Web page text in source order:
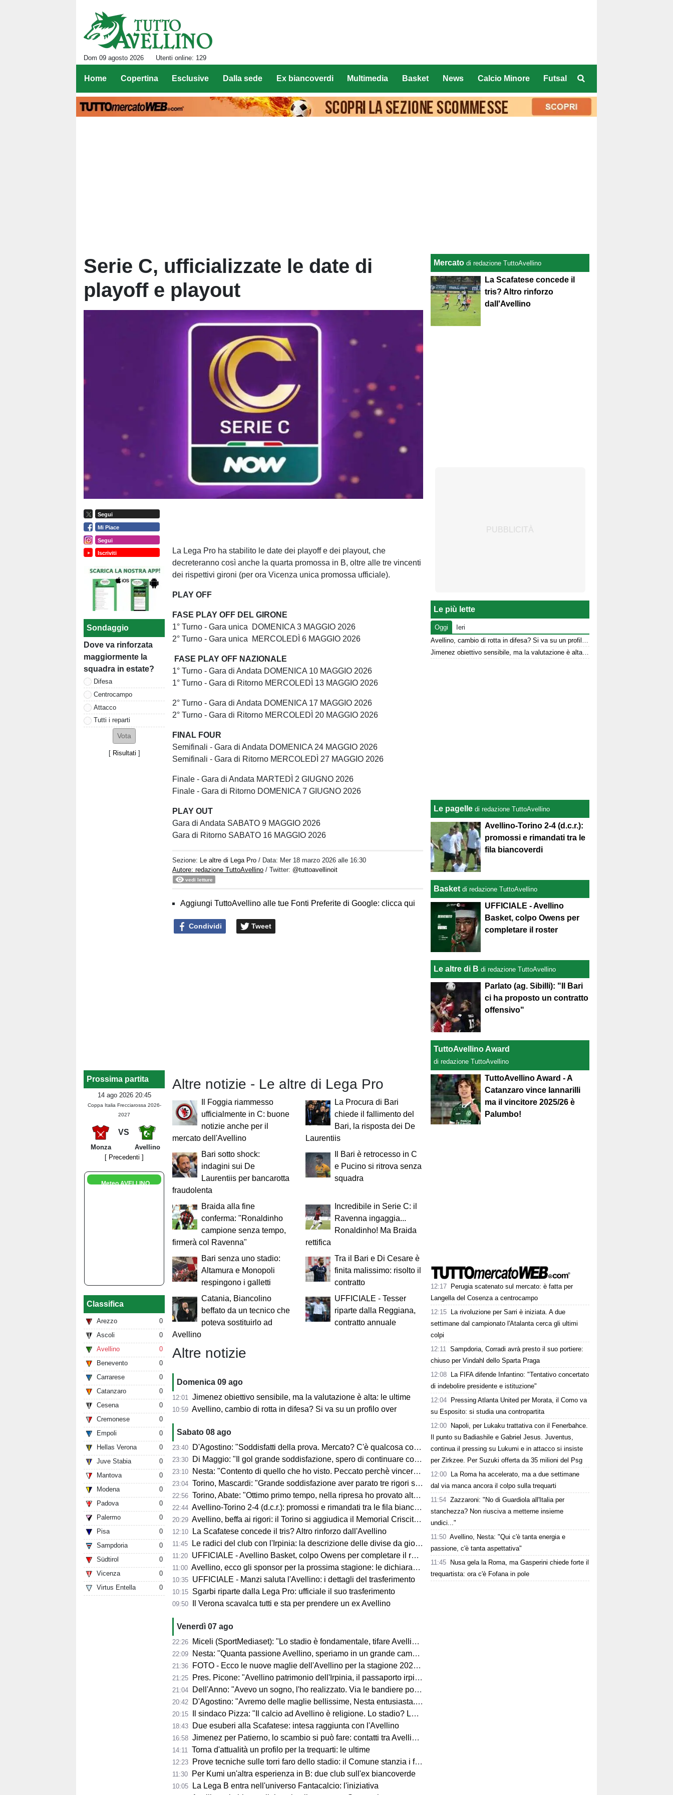
Dom 09 agosto 2026 Utenti online: 129
Home Copertina Esclusive Dalla sede Ex biancoverdi Multimedia Basket News Calcio Minore Futsal
Serie C, ufficializzate le date di
playoff e playout
Segui
Mi Piace
Segui
Iscriviti
Sondaggio
Dove va rinforzata
maggiormente la
squadra in estate?
Difesa
Centrocampo
Attacco
Tutti i reparti
[ Risultati ]
Prossima partita
14 ago 2026 20:45
Coppa Italia Frecciarossa 2026-
2027
VS
Monza
Avellino
[ Precedenti ]
Meteo AVELLINO
Classifica
Arezzo
0
Ascoli
0
Avellino
0
Benevento
0
Carrarese
0
Catanzaro
0
Cesena
0
Cremonese
0
Empoli
0
Hellas Verona
0
Juve Stabia
0
Mantova
0
Modena
0
Padova
0
Palermo
0
Pisa
0
Sampdoria
0
Südtirol
0
Vicenza
0
Virtus Entella
0
La Lega Pro ha stabilito le date dei playoff e dei playout, che
decreteranno così anche la quarta promossa in B, oltre alle tre vincenti
dei rispettivi gironi (per ora Vicenza unica promossa ufficiale).
PLAY OFF
FASE PLAY OFF DEL GIRONE
1° Turno - Gara unica DOMENICA 3 MAGGIO 2026
2° Turno - Gara unica MERCOLEDÌ 6 MAGGIO 2026
FASE PLAY OFF NAZIONALE
1° Turno - Gara di Andata DOMENICA 10 MAGGIO 2026
1° Turno - Gara di Ritorno MERCOLEDÌ 13 MAGGIO 2026
2° Turno - Gara di Andata DOMENICA 17 MAGGIO 2026
2° Turno - Gara di Ritorno MERCOLEDÌ 20 MAGGIO 2026
FINAL FOUR
Semifinali - Gara di Andata DOMENICA 24 MAGGIO 2026
Semifinali - Gara di Ritorno MERCOLEDÌ 27 MAGGIO 2026
Finale - Gara di Andata MARTEDÌ 2 GIUGNO 2026
Finale - Gara di Ritorno DOMENICA 7 GIUGNO 2026
PLAY OUT
Gara di Andata SABATO 9 MAGGIO 2026
Gara di Ritorno SABATO 16 MAGGIO 2026
Sezione: Le altre di Lega Pro / Data: Mer 18 marzo 2026 alle 16:30
Autore: redazione TuttoAvellino / Twitter: @tuttoavellinoit
vedi letture
Aggiungi TuttoAvellino alle tue Fonti Preferite di Google: clicca qui
Condividi Tweet
Altre notizie - Le altre di Lega Pro
Il Foggia riammesso
ufficialmente in C: buone
notizie anche per il
mercato dell'Avellino
La Procura di Bari
chiede il fallimento del
Bari, la risposta dei De
Laurentiis
Bari sotto shock:
indagini sui De
Laurentiis per bancarotta
fraudolenta
Il Bari è retrocesso in C
e Pucino si ritrova senza
squadra
Braida alla fine
conferma: "Ronaldinho
campione senza tempo,
firmerà col Ravenna"
Incredibile in Serie C: il
Ravenna ingaggia...
Ronaldinho! Ma Braida
rettifica
Bari senza uno stadio:
Altamura e Monopoli
respingono i galletti
Tra il Bari e Di Cesare è
finita malissimo: risolto il
contratto
Catania, Biancolino
beffato da un tecnico che
poteva sostituirlo ad
Avellino
UFFICIALE - Tesser
riparte dalla Reggiana,
contratto annuale
Altre notizie
Domenica 09 ago
12:01 Jimenez obiettivo sensibile, ma la valutazione è alta: le ultime
10:59 Avellino, cambio di rotta in difesa? Si va su un profilo over
Sabato 08 ago
23:40 D'Agostino: "Soddisfatti della prova. Mercato? C'è qualcosa con il Catania, ma faremo altro anche in entrata"
23:30 Di Maggio: "Il gol grande soddisfazione, spero di continuare così. I tifosi saranno un fattore"
23:10 Nesta: "Contento di quello che ho visto. Peccato perchè vincere aiuta a vincere. Piazza super, ci sono tante aspettative"
23:04 Torino, Mascardi: "Grande soddisfazione aver parato tre rigori su quattro. Siamo pronti per la stagione"
22:56 Torino, Abate: "Ottimo primo tempo, nella ripresa ho provato altre soluzioni. Mercato? La società sa"
22:44 Avellino-Torino 2-4 (d.c.r.): promossi e rimandati tra le fila biancoverdi
20:29 Avellino, beffa ai rigori: il Torino si aggiudica il Memorial Criscitiello
12:10 La Scafatese concede il tris? Altro rinforzo dall'Avellino
11:45 Le radici del club con l'Irpinia: la descrizione delle divise da gioco
11:20 UFFICIALE - Avellino Basket, colpo Owens per completare il roster
11:00 Avellino, ecco gli sponsor per la prossima stagione: le dichiarazioni
10:35 UFFICIALE - Manzi saluta l'Avellino: i dettagli del trasferimento
10:15 Sgarbi riparte dalla Lega Pro: ufficiale il suo trasferimento
09:50 Il Verona scavalca tutti e sta per prendere un ex Avellino
Venerdì 07 ago
22:26 Miceli (SportMediaset): "Lo stadio è fondamentale, tifare Avellino un privilegio"
22:09 Nesta: "Quanta passione Avellino, speriamo in un grande campionato"
21:36 FOTO - Ecco le nuove maglie dell'Avellino per la stagione 2026-2027
21:25 Pres. Picone: "Avellino patrimonio dell'Irpinia, il passaporto irpino..."
21:04 Dell'Anno: "Avevo un sogno, l'ho realizzato. Via le bandiere politiche..."
20:42 D'Agostino: "Avremo delle maglie bellissime, Nesta entusiasta. Mercato? Ottimo, ma..."
20:15 Il sindaco Pizza: "Il calcio ad Avellino è religione. Lo stadio? Lo faremo..."
18:43 Due esuberi alla Scafatese: intesa raggiunta con l'Avellino
16:58 Jimenez per Patierno, lo scambio si può fare: contatti tra Avellino e Catania
14:11 Torna d'attualità un profilo per la trequarti: le ultime
12:23 Prove tecniche sulle torri faro dello stadio: il Comune stanzia i fondi
11:30 Per Kumi un'altra esperienza in B: due club sull'ex biancoverde
10:05 La Lega B entra nell'universo Fantacalcio: l'iniziativa
Mercato di redazione TuttoAvellino
La Scafatese concede il
tris? Altro rinforzo
dall'Avellino
Le più lette
Oggi
Ieri
Avellino, cambio di rotta in difesa? Si va su un profilo over
Jimenez obiettivo sensibile, ma la valutazione è alta: le ultime
Le pagelle di redazione TuttoAvellino
Avellino-Torino 2-4 (d.c.r.):
promossi e rimandati tra le
fila biancoverdi
Basket di redazione TuttoAvellino
UFFICIALE - Avellino
Basket, colpo Owens per
completare il roster
Le altre di B di redazione TuttoAvellino
Parlato (ag. Sibilli): "Il Bari
ci ha proposto un contratto
offensivo"
TuttoAvellino Award
di redazione TuttoAvellino
TuttoAvellino Award - A
Catanzaro vince Iannarilli
ma il vincitore 2025/26 è
Palumbo!
12:17
Perugia scatenato sul mercato: è fatta per
Langella del Cosenza a centrocampo
12:15
La rivoluzione per Sarri è iniziata. A due
settimane dal campionato l'Atalanta cerca gli ultimi
colpi
12:11 Sampdoria, Corradi avrà presto il suo portiere:
chiuso per Vindahl dello Sparta Praga
12:08
La FIFA difende Infantino: "Tentativo concertato
di indebolire presidente e istituzione"
12:04
Pressing Atlanta United per Morata, il Como va
su Esposito: si studia una contropartita
12:00
Napoli, per Lukaku trattativa con il Fenerbahce.
Il punto su Badiashile e Gabriel Jesus. Juventus,
continua il pressing su Lukumi e in attacco si insiste
per Zirkzee. Per Suzuki offerta da 35 milioni del Psg
12:00
La Roma ha accelerato, ma a due settimane
dal via manca ancora il colpo sulla trequarti
11:54 Zazzaroni: "No di Guardiola all'Italia per
stanchezza? Non riusciva a metterne insieme
undici..."
11:50 Avellino, Nesta: "Qui c'è tanta energia e
passione, c'è tanta aspettativa"
11:45
Nusa gela la Roma, ma Gasperini chiede forte il
trequartista: ora c'è Fofana in pole